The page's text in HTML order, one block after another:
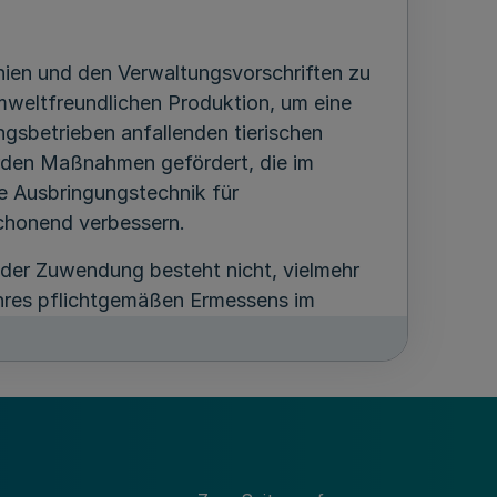
und den Verwaltungsvorschriften zu
Produktion, um eine
anfallenden tierischen
Maßnahmen gefördert, die im
Ausbringungstechnik für
verbessern.
Zuwendung besteht nicht, vielmehr
pflichtgemäßen Ermessens im